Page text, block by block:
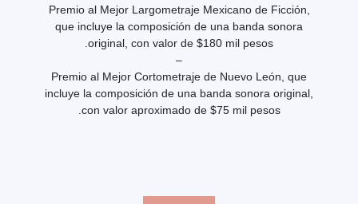
Premio al Mejor Largometraje Mexicano de Ficción,
que incluye la composición de una banda sonora
original, con valor de $180 mil pesos.
–
Premio al Mejor Cortometraje de Nuevo León, que
incluye la composición de una banda sonora original,
con valor aproximado de $75 mil pesos.